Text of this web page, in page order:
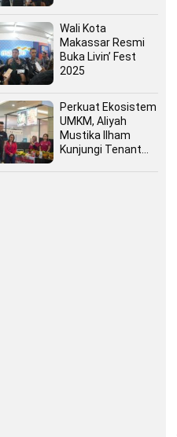
Program Presiden
Prabowo
Wali Kota
Makassar Resmi
Buka Livin’ Fest
2025
Perkuat Ekosistem
UMKM, Aliyah
Mustika Ilham
Kunjungi Tenant